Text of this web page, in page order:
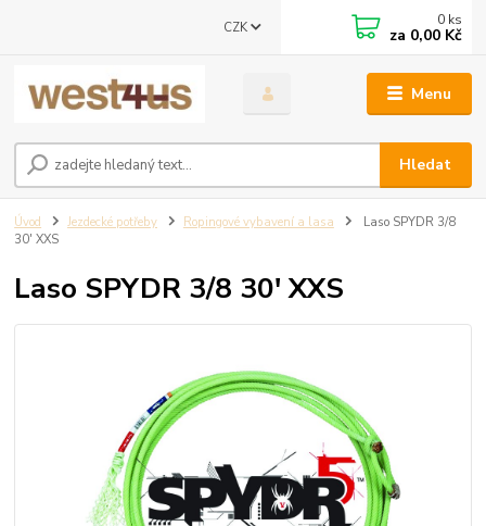
Menu
CZK
Hledat
0 ks
za 0,00 Kč
Úvod Jezdecké potřeby Ropingové vybavení a lasa
Laso SPYDR 3/8
30' XXS
Laso SPYDR 3/8 30' XXS